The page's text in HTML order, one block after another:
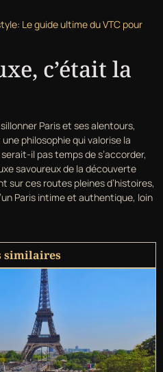
Le guide ultime du VTC pour
c’était la
Paris et ses alentours,
une philosophie qui valorise la
il pas temps de s’accorder,
savoureux de la découverte
sur ces routes pleines d’histoires,
Paris intime et authentique, loin
similaires